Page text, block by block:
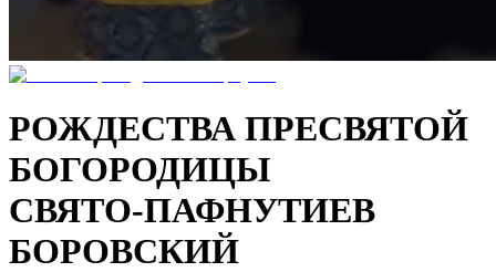
РОЖДЕСТВА ПРЕСВЯТОЙ
БОГОРОДИЦЫ
СВЯТО-ПАФНУТИЕВ
БОРОВСКИЙ